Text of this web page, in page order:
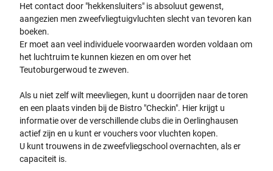
Het contact door "hekkensluiters" is absoluut gewenst,
aangezien men zweefvliegtuigvluchten slecht van tevoren kan
boeken.
Er moet aan veel individuele voorwaarden worden voldaan om
het luchtruim te kunnen kiezen en om over het
Teutoburgerwoud te zweven.
Als u niet zelf wilt meevliegen, kunt u doorrijden naar de toren
en een plaats vinden bij de Bistro "Checkin". Hier krijgt u
informatie over de verschillende clubs die in Oerlinghausen
actief zijn en u kunt er vouchers voor vluchten kopen.
U kunt trouwens in de zweefvliegschool overnachten, als er
capaciteit is.